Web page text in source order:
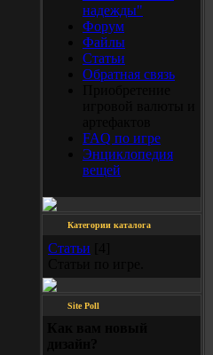
надежды"
Форум
Файлы
Статьи
Обратная связь
FAQ по игре
Энциклопедия
вещей
Категории каталога
Статьи
Site Poll